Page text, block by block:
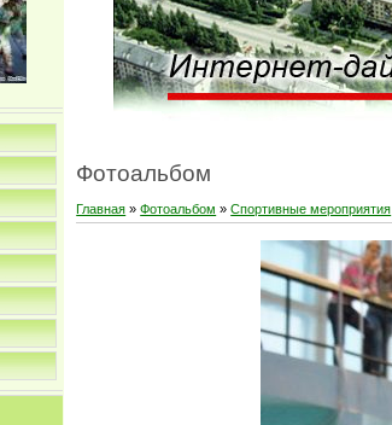
Фотоальбом
Главная »Фотоальбом »Спортивные мероприятия